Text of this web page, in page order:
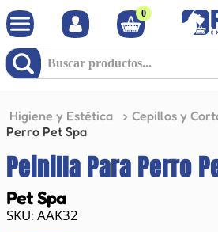
0
Buscar productos...
Higiene y Estética Cepillos y
Perro Pet Spa
Peinilla Para Perro
Pet Spa
: AAK32